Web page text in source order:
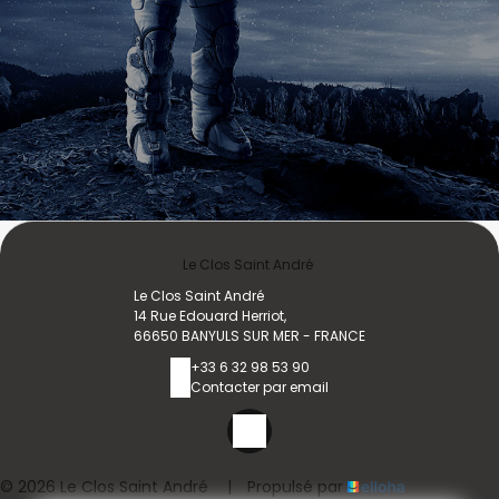
Le Clos Saint André
Le Clos Saint André
14 Rue Edouard Herriot,
66650 BANYULS SUR MER - FRANCE
+33 6 32 98 53 90
Contacter par email
© 2026 Le Clos Saint André | Propulsé par